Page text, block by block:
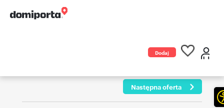
Dodaj
Następna oferta